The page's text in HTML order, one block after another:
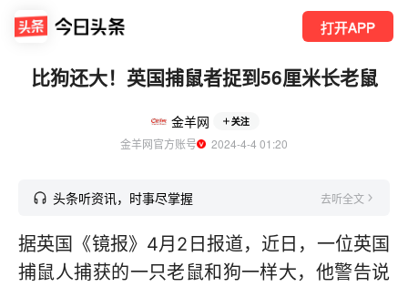
打开APP
比狗还大！英国捕鼠者捉到56厘米长老鼠
金羊网 关注
金羊网官方账号
  2024-4-4 01:20
头条听资讯，时事尽掌握 去听全文
据英国《镜报》4月2日报道，近日，一位英国
捕鼠人捕获的一只老鼠和狗一样大，他警告说